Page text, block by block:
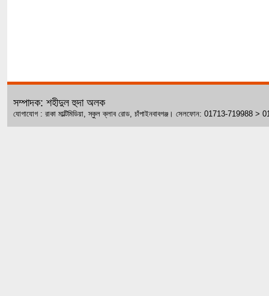
সম্পাদক: শহীদুল হুদা অলক
যোগাযোগ : রাকা মাল্টিমিডিয়া, স্কুল ক্লাব রোড, চাঁপাইনবাবগঞ্জ। সেলফোন: 01713-